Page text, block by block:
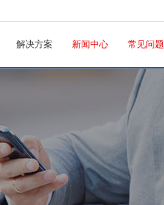
解决方案 新闻中心 常见问题